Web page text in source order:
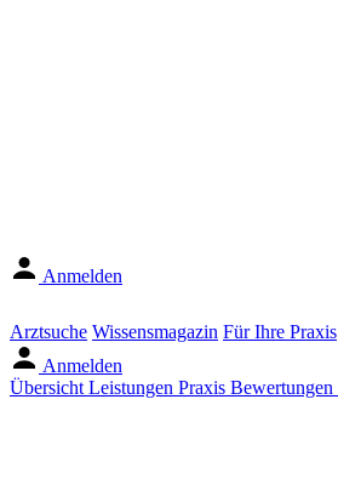
Anmelden
Arztsuche Wissensmagazin Für Ihre Praxis
Anmelden
Übersicht Leistungen Praxis Bewertungen